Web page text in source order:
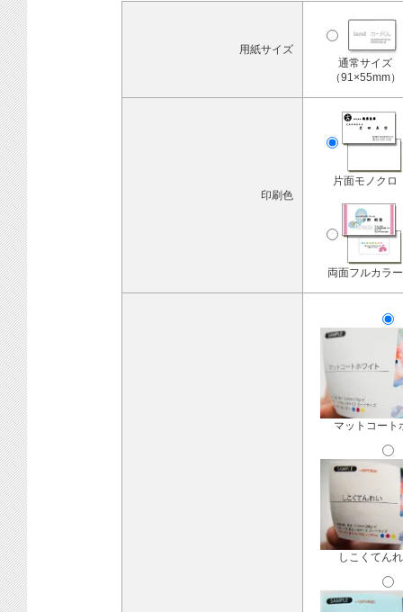
用紙サイズ
通常サイズ
（91×55mm）
印刷色
片面モノクロ
両面フルカラー
マットコート
しこくてん